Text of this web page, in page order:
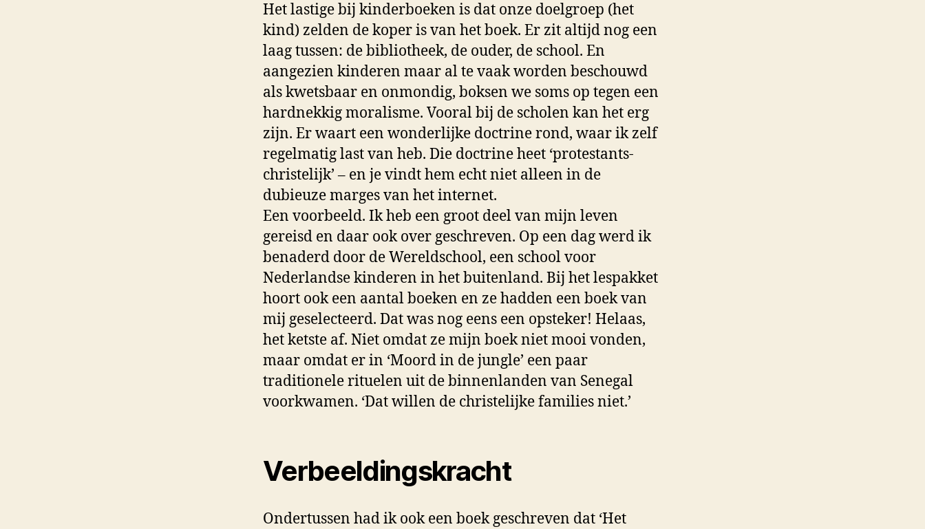
Het lastige bij kinderboeken is dat onze doelgroep (het
kind) zelden de koper is van het boek. Er zit altijd nog een
laag tussen: de bibliotheek, de ouder, de school. En
aangezien kinderen maar al te vaak worden beschouwd
als kwetsbaar en onmondig, boksen we soms op tegen een
hardnekkig moralisme. Vooral bij de scholen kan het erg
zijn. Er waart een wonderlijke doctrine rond, waar ik zelf
regelmatig last van heb. Die doctrine heet ‘protestants-
christelijk’ – en je vindt hem echt niet alleen in de
dubieuze marges van het internet.
Een voorbeeld. Ik heb een groot deel van mijn leven
gereisd en daar ook over geschreven. Op een dag werd ik
benaderd door de Wereldschool, een school voor
Nederlandse kinderen in het buitenland. Bij het lespakket
hoort ook een aantal boeken en ze hadden een boek van
mij geselecteerd. Dat was nog eens een opsteker! Helaas,
het ketste af. Niet omdat ze mijn boek niet mooi vonden,
maar omdat er in ‘Moord in de jungle’ een paar
traditionele rituelen uit de binnenlanden van Senegal
voorkwamen. ‘Dat willen de christelijke families niet.’
Verbeeldingskracht
Ondertussen had ik ook een boek geschreven dat ‘Het